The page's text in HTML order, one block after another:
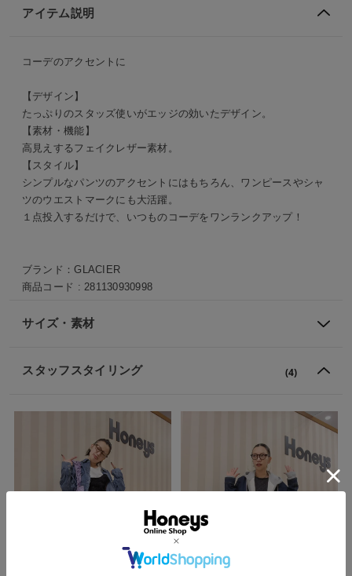
アイテム説明
コーデのアクセントに
【デザイン】
たっぷりのスタッズ使いがエッジの効いたデザイン。
【素材・機能】
高見えするフェイクレザー素材。
【スタイル】
シンプルなパンツのアクセントにはもちろん、ワンピースやシャ
ツのウエストマークにも大活躍。
１点投入するだけで、いつものコーデをワンランクアップ！
ブランド：GLACIER
商品コード : 281130930998
サイズ・素材
スタッフスタイリング (4)